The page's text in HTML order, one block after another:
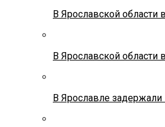
В Ярославской области
В Ярославской
В Ярославле задержали